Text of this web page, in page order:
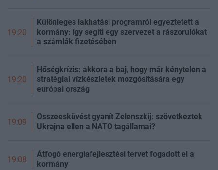
19:20
Különleges lakhatási programról egyeztetett a
kormány: így segíti egy szervezet a rászorulókat
a számlák fizetésében
19:20
Hőségkrízis: akkora a baj, hogy már kénytelen a
stratégiai vízkészletek mozgósítására egy
európai ország
19:09
Összeesküvést gyanít Zelenszkij: szövetkeztek
Ukrajna ellen a NATO tagállamai?
19:08
Átfogó energiafejlesztési tervet fogadott el a
kormány